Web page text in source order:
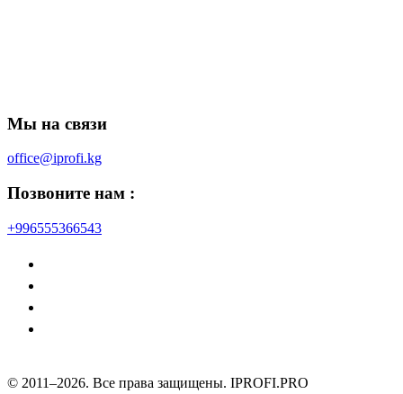
Мы на связи
office@iprofi.kg
Позвоните нам :
+996555366543
© 2011–2026. Все права защищены. IPROFI.PRO